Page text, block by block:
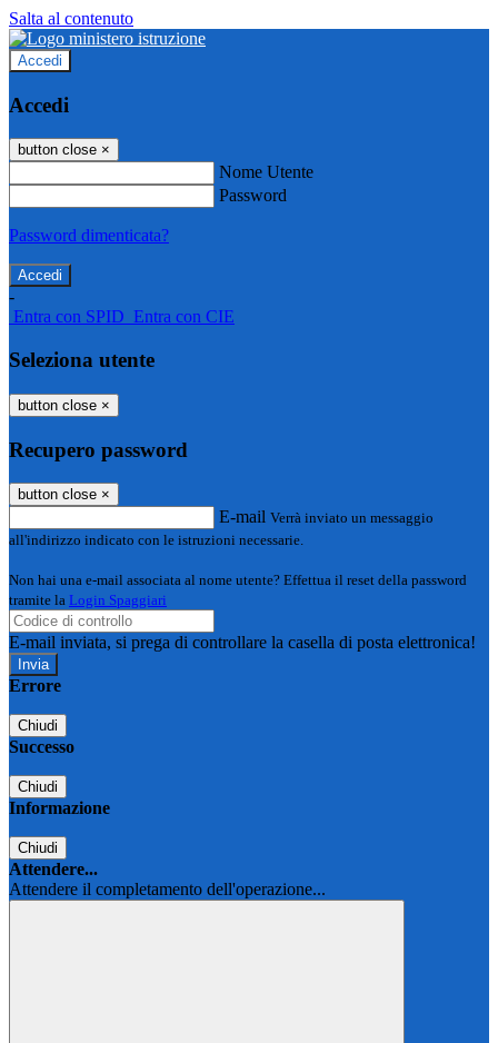
Salta al contenuto
Accedi
Accedi
button close ×
Nome Utente
Password
Password dimenticata?
-
Entra con SPID Entra con CIE
Seleziona utente
button close ×
Recupero password
button close ×
E-mail Verrà inviato un messaggio
all'indirizzo indicato con le istruzioni necessarie.
Non hai una e-mail associata al nome utente? Effettua il reset della password
tramite la Login Spaggiari
E-mail inviata, si prega di controllare la casella di posta elettronica!
Errore
Chiudi
Successo
Chiudi
Informazione
Chiudi
Attendere...
Attendere il completamento dell'operazione...